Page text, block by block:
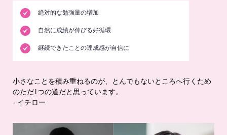
絶対的な勉強量の増加
自然に成績が伸びる好循環
継続できたことの達成感が自信に
小さなことを積み重ねるのが、とんでもないところへ行くため
のただ1つの道だと思っています。
- イチロー